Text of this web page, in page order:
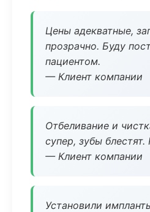
Цены адекватные,
прозрачно. Буду
пациентом.
— Клиент компании
Отбеливание и
супер, зубы
— Клиент компании
Установили